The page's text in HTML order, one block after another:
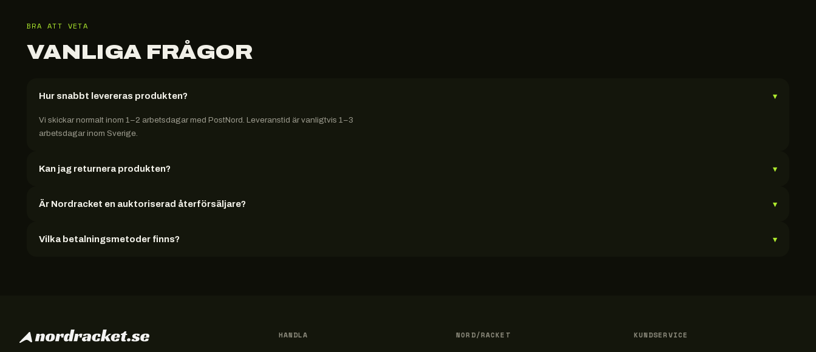
BRA ATT VETA
VANLIGA FRÅGOR
Hur snabbt levereras produkten? ▾
Vi skickar normalt inom 1–2 arbetsdagar med PostNord. Leveranstid är vanligtvis 1–3
arbetsdagar inom Sverige.
Kan jag returnera produkten? ▾
Är Nordracket en auktoriserad återförsäljare? ▾
Vilka betalningsmetoder finns? ▾
HANDLA NORD/RACKET KUNDSERVICE